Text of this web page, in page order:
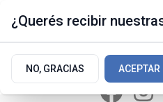
¿Querés recibir
NO, GRACIAS ACEPTAR